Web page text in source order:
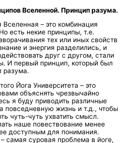
Вселенной. Принцип разума.
Вселенная – это комбинация
есть некие принципы, т.е.
тех или иных свойств
и энергия разделились, и
друг с другом, стали
И первый принцип, который был
разума.
Йога Университета – это
объяснять чрезвычайно
я буду приводить различные
повседневную жизнь и т.д., чтобы
чуть-чуть ухватить смысл.
наше повествование менее
доступным для понимания.
самая суровая проблема в йоге,